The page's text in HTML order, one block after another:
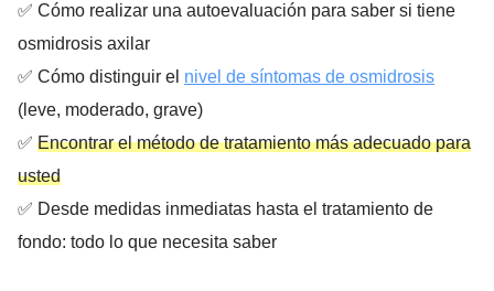
✅ Cómo realizar una autoevaluación para saber si tiene
osmidrosis axilar
✅ Cómo distinguir el nivel de síntomas de osmidrosis
(leve, moderado, grave)
✅ Encontrar el método de tratamiento más adecuado para
usted
✅ Desde medidas inmediatas hasta el tratamiento de
fondo: todo lo que necesita saber